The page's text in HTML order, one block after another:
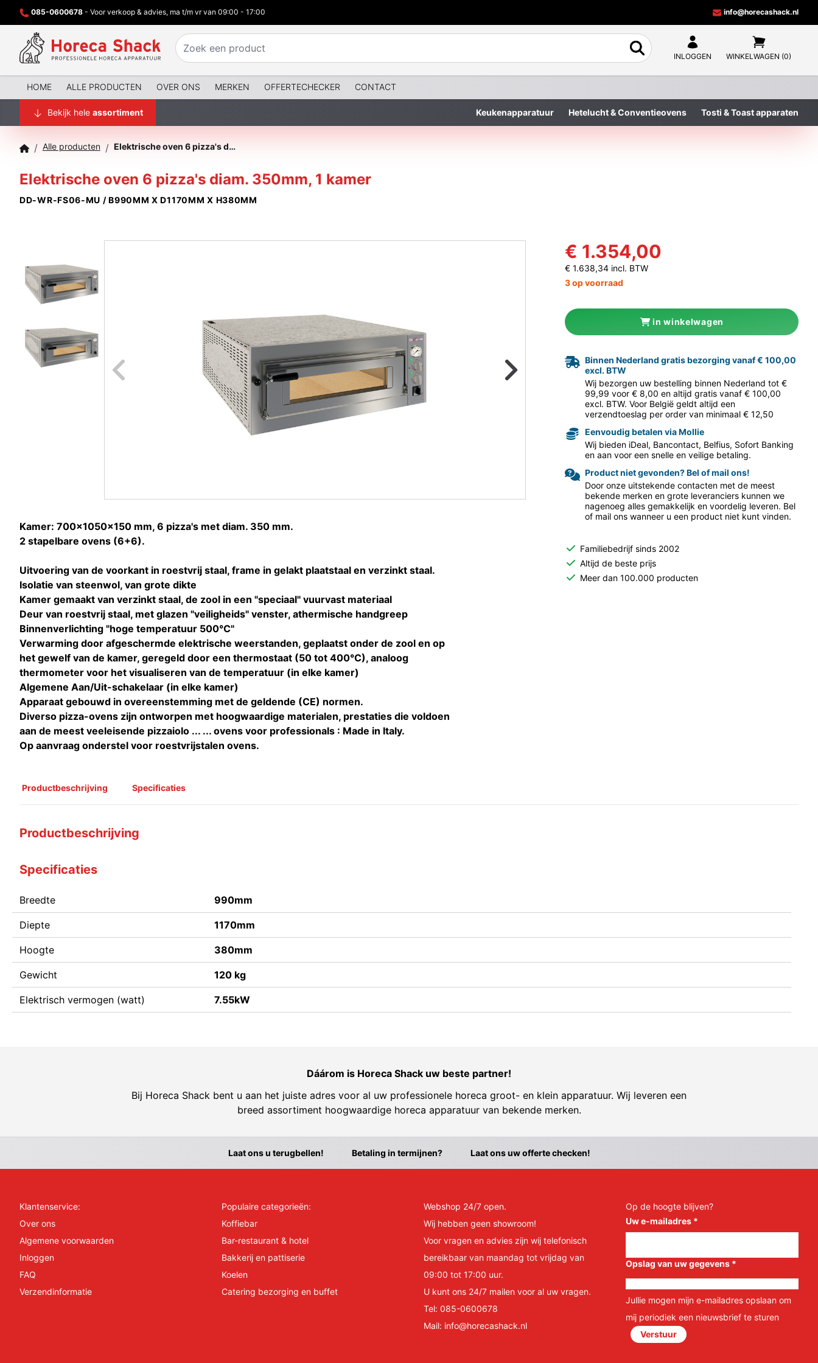
085-0600678 - Voor verkoop & advies, ma t/m vr van 09:00 - 17:00 info@horecashack.nl
INLOGGEN WINKELWAGEN (0)
HOME ALLE PRODUCTEN OVER ONS MERKEN OFFERTECHECKER CONTACT
Bekijk hele assortiment Keukenapparatuur Hetelucht & Conventieovens Tosti & Toast apparaten
/ Alle producten / Elektrische oven 6 pizza's diam. 350mm, 1 kamer
Elektrische oven 6 pizza's diam. 350mm, 1 kamer
DD-WR-FS06-MU / B990MM X D1170MM X H380MM
Naar vorige foto Naar volgende
Kamer: 700x1050x150 mm, 6 pizza's met diam. 350 mm.
2 stapelbare ovens (6+6).
Uitvoering van de voorkant in roestvrij staal, frame in gelakt plaatstaal en verzinkt staal.
Isolatie van steenwol, van grote dikte
Kamer gemaakt van verzinkt staal, de zool in een "speciaal" vuurvast materiaal
Deur van roestvrij staal, met glazen "veiligheids" venster, athermische handgreep
Binnenverlichting "hoge temperatuur 500°C"
Verwarming door afgeschermde elektrische weerstanden, geplaatst onder de zool en op
het gewelf van de kamer, geregeld door een thermostaat (50 tot 400°C), analoog
thermometer voor het visualiseren van de temperatuur (in elke kamer)
Algemene Aan/Uit-schakelaar (in elke kamer)
Apparaat gebouwd in overeenstemming met de geldende (CE) normen.
Diverso pizza-ovens zijn ontworpen met hoogwaardige materialen, prestaties die voldoen
aan de meest veeleisende pizzaiolo ... ... ovens voor professionals : Made in Italy.
Op aanvraag onderstel voor roestvrijstalen ovens.
€ 1.354,00
€ 1.638,34 incl. BTW
3 op voorraad
in winkelwagen
Binnen Nederland gratis bezorging vanaf € 100,00
excl. BTW
Wij bezorgen uw bestelling binnen Nederland tot €
99,99 voor € 8,00 en altijd gratis vanaf € 100,00
excl. BTW. Voor België geldt altijd een
verzendtoeslag per order van minimaal € 12,50
Eenvoudig betalen via Mollie
Wij bieden iDeal, Bancontact, Belfius, Sofort Banking
en aan voor een snelle en veilige betaling.
Product niet gevonden? Bel of mail ons!
Door onze uitstekende contacten met de meest
bekende merken en grote leveranciers kunnen we
nagenoeg alles gemakkelijk en voordelig leveren. Bel
of mail ons wanneer u een product niet kunt vinden.
Familiebedrijf sinds 2002
Altijd de beste prijs
Meer dan 100.000 producten
Productbeschrijving Specificaties
Productbeschrijving
Specificaties
Breedte 990mm
Diepte 1170mm
Hoogte 380mm
Gewicht 120 kg
Elektrisch vermogen (watt) 7.55kW
Dáárom is Horeca Shack uw beste partner!
Bij Horeca Shack bent u aan het juiste adres voor al uw professionele horeca groot- en klein apparatuur. Wij leveren een
breed assortiment hoogwaardige horeca apparatuur van bekende merken.
Laat ons u terugbellen! Betaling in termijnen? Laat ons uw offerte checken!
Klantenservice:
Over ons
Algemene voorwaarden
Inloggen
FAQ
Verzendinformatie
Populaire categorieën:
Koffiebar
Bar-restaurant & hotel
Bakkerij en pattiserie
Koelen
Catering bezorging en buffet
Webshop 24/7 open.
Wij hebben geen showroom!
Voor vragen en advies zijn wij telefonisch
bereikbaar van maandag tot vrijdag van
09:00 tot 17:00 uur.
U kunt ons 24/7 mailen voor al uw vragen.
Tel: 085-0600678
Mail: info@horecashack.nl
Op de hoogte blijven?
Uw e-mailadres *
Opslag van uw gegevens *
Jullie mogen mijn e-mailadres opslaan om
mij periodiek een nieuwsbrief te sturen
Verstuur